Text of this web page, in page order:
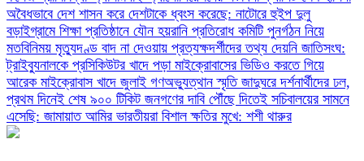
অবৈধভাবে দেশ শাসন করে দেশটাকে ধ্বংস করেছে: নাটোরে হুইপ দুলু
বড়াইগ্রামে শিক্ষা প্রতিষ্ঠানে যৌন হয়রানি প্রতিরোধ কমিটি পুনর্গঠন নিয়ে
মতবিনিময় মৃত্যুদণ্ড বাদ না দেওয়ায় প্রত্যক্ষদর্শীদের তথ্য দেয়নি জাতিসংঘ:
ট্রাইব্যুনালকে প্রসিকিউটর খাদে পড়া মাইক্রোবাসের ভিডিও করতে গিয়ে
আরেক মাইক্রোবাস খাদে জুলাই গণঅভ্যুত্থান স্মৃতি জাদুঘরে দর্শনার্থীদের ঢল,
প্রথম দিনেই শেষ ৯০০ টিকিট জনগণের দাবি পৌঁছে দিতেই সচিবালয়ের সামনে
এসেছি: জামায়াত আমির ভারতীয়রা বিশাল ক্ষতির মুখে: শশী থারুর